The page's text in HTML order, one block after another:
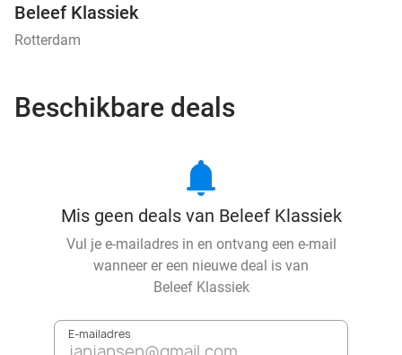
Beleef Klassiek
Rotterdam
Beschikbare deals
notifications
Mis geen deals van Beleef Klassiek
Vul je e-mailadres in en ontvang een e-mail
wanneer er een nieuwe deal is van
Beleef Klassiek
E-mailadres